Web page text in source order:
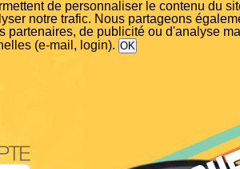
de personnaliser le contenu du
notre trafic. Nous partageons
partenaires, de publicité ou d'analyse
(e-mail, login).